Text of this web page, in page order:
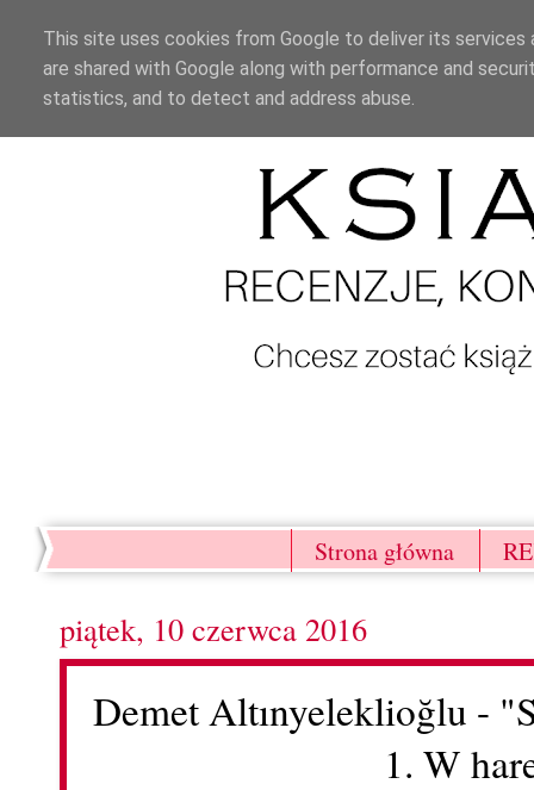
Strona główna
piątek, 10 czerwca 2016
Demet Altınyeleklioğlu -
1. W
This site uses cookies from Google to deliver its
are shared with Google along with performance and
statistics, and to detect and address abuse.